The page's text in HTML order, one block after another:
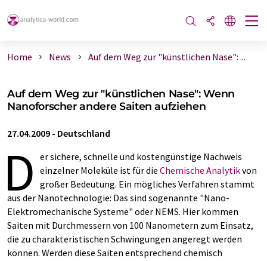
Home News Auf dem Weg zur "künstlichen Nase": ...
Auf dem Weg zur "künstlichen Nase": Wenn
Nanoforscher andere Saiten aufziehen
27.04.2009 - Deutschland
D er sichere, schnelle und kostengünstige Nachweis
einzelner Moleküle ist für die Chemische Analytikvon
großer Bedeutung. Ein mögliches Verfahren stammt
aus der Nanotechnologie: Das sind sogenannte "Nano-
Elektromechanische Systeme" oder NEMS. Hier kommen
Saiten mit Durchmessern von 100 Nanometern zum Einsatz,
die zu charakteristischen Schwingungen angeregt werden
können. Werden diese Saiten entsprechend chemisch